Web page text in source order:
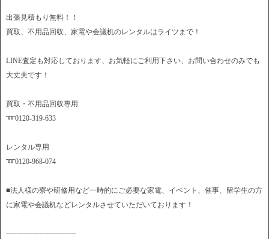
出張見積もり無料！！
買取、不用品回収、家電や会議机のレンタルはライツまで！
LINE査定も対応しております、お気軽にご利用下さい、お問い合わせのみでも
大丈夫です！
買取・不用品回収専用
➿0120-319-633
レンタル専用
➿0120-968-074
■法人様の寮や研修用など一時的にご必要な家電、イベント、催事、留学生の方
に家電や会議机などレンタルさせていただいております！
─────────────